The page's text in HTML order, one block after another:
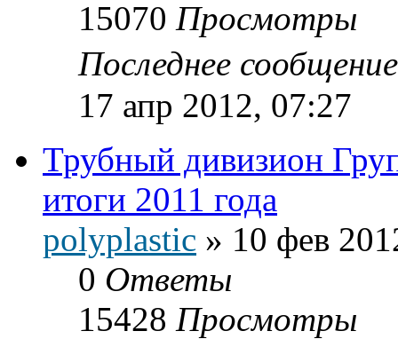
15070 Просмотры
Последнее
17 апр 2012, 07:27
Трубный дивизион
итоги 2011 года
polyplastic » 10 фев
0 Ответы
15428 Просмотры